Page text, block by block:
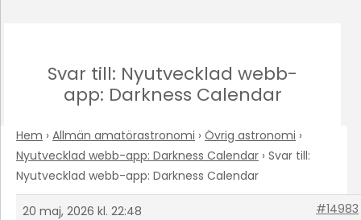
Svar till: Nyutvecklad webb-
app: Darkness Calendar
Hem › Allmän amatörastronomi › Övrig astronomi ›
Nyutvecklad webb-app: Darkness Calendar › Svar till:
Nyutvecklad webb-app: Darkness Calendar
20 maj, 2026 kl. 22:48
#14983